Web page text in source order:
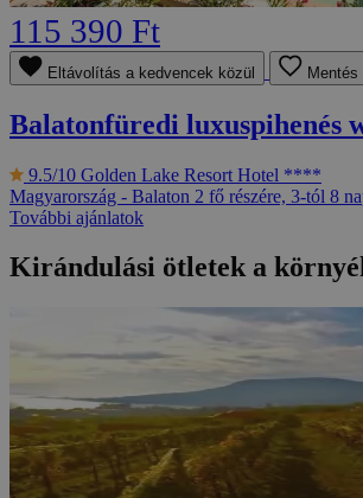
115 390 Ft
Eltávolítás a kedvencek közül
Balatonfüredi luxuspihenés
9.5/10 Golden Lake Resort Hotel ****
Magyarország - Balaton 2 fő részére, 3-tól 8
További ajánlatok
Kirándulási ötletek a